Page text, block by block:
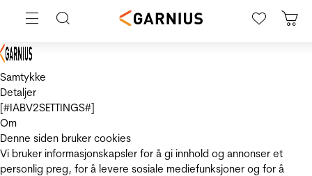
Samtykke
Detaljer
[#IABV2SETTINGS#]
Om
Denne siden bruker cookies
Vi bruker informasjonskapsler for å gi innhold og annonser et
personlig preg, for å levere sosiale mediefunksjoner og for å